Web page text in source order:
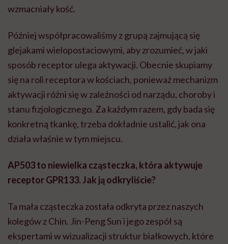
wzmacniały kość.
Później współpracowaliśmy z grupą zajmującą się
glejakami wielopostaciowymi, aby zrozumieć, w jaki
sposób receptor ulega aktywacji. Obecnie skupiamy
się na roli receptora w kościach, ponieważ mechanizm
aktywacji różni się w zależności od narządu, choroby i
stanu fizjologicznego. Za każdym razem, gdy bada się
konkretną tkankę, trzeba dokładnie ustalić, jak ona
działa właśnie w tym miejscu.
AP503 to niewielka cząsteczka, która aktywuje
receptor GPR133. Jak ją odkryliście?
Ta mała cząsteczka została odkryta przez naszych
kolegów z Chin. Jin-Peng Sun i jego zespół są
ekspertami w wizualizacji struktur białkowych, które